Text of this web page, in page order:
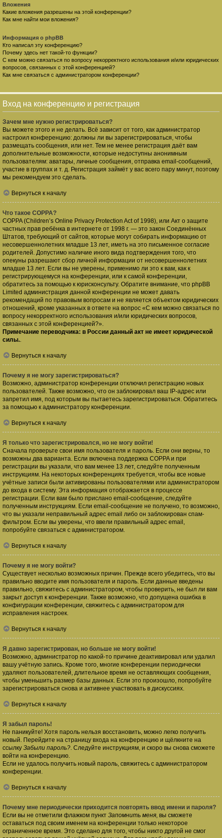
Вложения
Какие вложения разрешены на этой конференции?
Как мне найти мои вложения?
Информация о phpBB
Кто написал эту конференцию?
Почему здесь нет такой-то функции?
С кем можно связаться по вопросу некорректного использования и/или юридических
вопросов, связанных с этой конференцией?
Как мне связаться с администратором конференции?
Вход на конференцию и регистрация
Зачем мне нужно регистрироваться?
Вы можете этого и не делать. Всё зависит от того, как администратор
настроил конференцию: должны ли вы зарегистрироваться, чтобы
размещать сообщения, или нет. Тем не менее регистрация даёт вам
дополнительные возможности, которые недоступны анонимным
пользователям: аватары, личные сообщения, отправка email-сообщений,
участие в группах и т. д. Регистрация займёт у вас всего пару минут, поэтому
мы рекомендуем это сделать.
Вернуться к началу
Что такое COPPA?
COPPA (Children’s Online Privacy Protection Act of 1998), или Акт о защите
частных прав ребёнка в интернете от 1998 г. — это закон Соединённых
Штатов, требующий от сайтов, которые могут собирать информацию от
несовершеннолетних младше 13 лет, иметь на это письменное согласие
родителей. Допустимо наличие иного вида подтверждения того, что
опекуны разрешают сбор личной информации от несовершеннолетних
младше 13 лет. Если вы не уверены, применимо ли это к вам, как к
регистрирующемуся на конференции, или к самой конференции,
обратитесь за помощью к юрисконсульту. Обратите внимание, что phpBB
Limited администрация данной конференции не может давать
рекомендаций по правовым вопросам и не является объектом юридических
отношений, кроме указанных в ответе на вопрос «С кем можно связаться по
вопросу некорректного использования и/или юридических вопросов,
связанных с этой конференцией?».
Примечание переводчика: в России данный акт не имеет юридической
силы..
Вернуться к началу
Почему я не могу зарегистрироваться?
Возможно, администратор конференции отключил регистрацию новых
пользователей. Также возможно, что он заблокировал ваш IP-адрес или
запретил имя, под которым вы пытаетесь зарегистрироваться. Обратитесь
за помощью к администратору конференции.
Вернуться к началу
Я только что зарегистрировался, но не могу войти!
Сначала проверьте свои имя пользователя и пароль. Если они верны, то
возможны два варианта. Если включена поддержка COPPA и при
регистрации вы указали, что вам менее 13 лет, следуйте полученным
инструкциям. На некоторых конференциях требуется, чтобы все новые
учётные записи были активированы пользователями или администратором
до входа в систему. Эта информация отображается в процессе
регистрации. Если вам было прислано email-сообщение, следуйте
полученным инструкциям. Если email-сообщение не получено, то возможно,
что вы указали неправильный адрес email либо он заблокирован спам-
фильтром. Если вы уверены, что ввели правильный адрес email,
попробуйте связаться с администратором.
Вернуться к началу
Почему я не могу войти?
Существует несколько возможных причин. Прежде всего убедитесь, что вы
правильно вводите имя пользователя и пароль. Если данные введены
правильно, свяжитесь с администратором, чтобы проверить, не был ли вам
закрыт доступ к конференции. Также возможно, что допущена ошибка в
конфигурации конференции, свяжитесь с администратором для
исправления настроек.
Вернуться к началу
Я давно зарегистрирован, но больше не могу войти!
Возможно, администратор по какой-то причине деактивировал или удалил
вашу учётную запись. Кроме того, многие конференции периодически
удаляют пользователей, длительное время не оставляющих сообщения,
чтобы уменьшить размер базы данных. Если это произошло, попробуйте
зарегистрироваться снова и активнее участвовать в дискуссиях.
Вернуться к началу
Я забыл пароль!
Не паникуйте! Хотя пароль нельзя восстановить, можно легко получить
новый. Перейдите на страницу входа на конференцию и щёлкните на
ссылку Забыли пароль?. Следуйте инструкциям, и скоро вы снова сможете
войти на конференцию.
Если не удалось получить новый пароль, свяжитесь с администратором
конференции.
Вернуться к началу
Почему мне периодически приходится повторять ввод имени и пароля?
Если вы не отметили флажком пункт Запомнить меня, вы сможете
оставаться под своим именем на конференции только некоторое
ограниченное время. Это сделано для того, чтобы никто другой не смог